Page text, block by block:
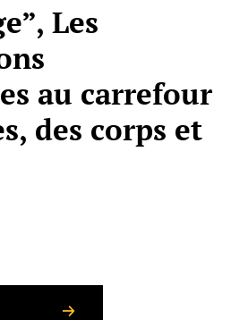
Les
au carrefour
des corps et